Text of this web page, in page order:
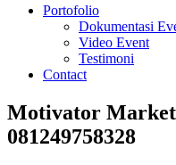
Portofolio
Dokumentasi
Video Event
Testimoni
Contact
Motivator
081249758328